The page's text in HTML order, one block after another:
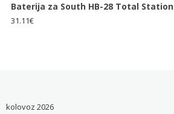
Baterija za South HB-28 Total Station
31.11€
kolovoz 2026